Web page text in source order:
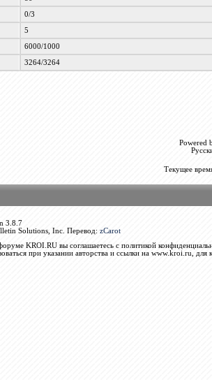
0/3
5
6000/1000
3264/3264
Powered
Текущее
3.8.7
Solutions, Inc. Перевод: zCarot
KROI.RU вы соглашаетесь с политикой
при указании авторства и ссылки на www.kroi.ru, для